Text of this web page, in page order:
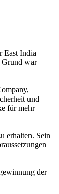
East India
Grund war
und
für mehr
erhalten. Sein
der